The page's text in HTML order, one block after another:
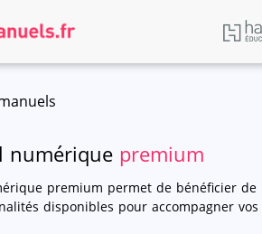
numérique premium
premium permet de bénéficier de
disponibles pour accompagner